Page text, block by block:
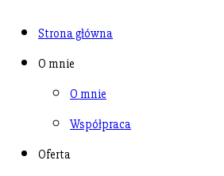
Strona główna
O mnie
O mnie
Współpraca
Oferta